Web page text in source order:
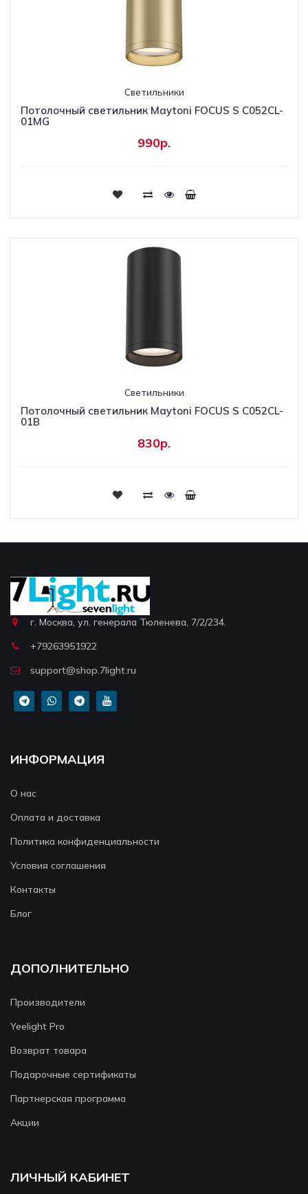
Светильники
Потолочный светильник Maytoni FOCUS S C052CL-
01MG
990р.
Светильники
Потолочный светильник Maytoni FOCUS S C052CL-
01B
830р.
г. Москва, ул. генерала Тюленева, 7/2/234.
+79263951922
support@shop.7light.ru
ИНФОРМАЦИЯ
О нас
Оплата и доставка
Политика конфиденциальности
Условия соглашения
Контакты
Блог
ДОПОЛНИТЕЛЬНО
Производители
Yeelight Pro
Возврат товара
Подарочные сертификаты
Партнерская программа
Акции
ЛИЧНЫЙ КАБИНЕТ